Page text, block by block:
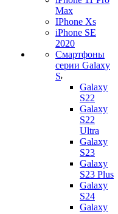
Max
IPhone Xs
iPhone SE
2020
Смартфоны
серии Galaxy
S
Galaxy
S22
Galaxy
S22
Ultra
Galaxy
S23
Galaxy
S23 Plus
Galaxy
S24
Galaxy